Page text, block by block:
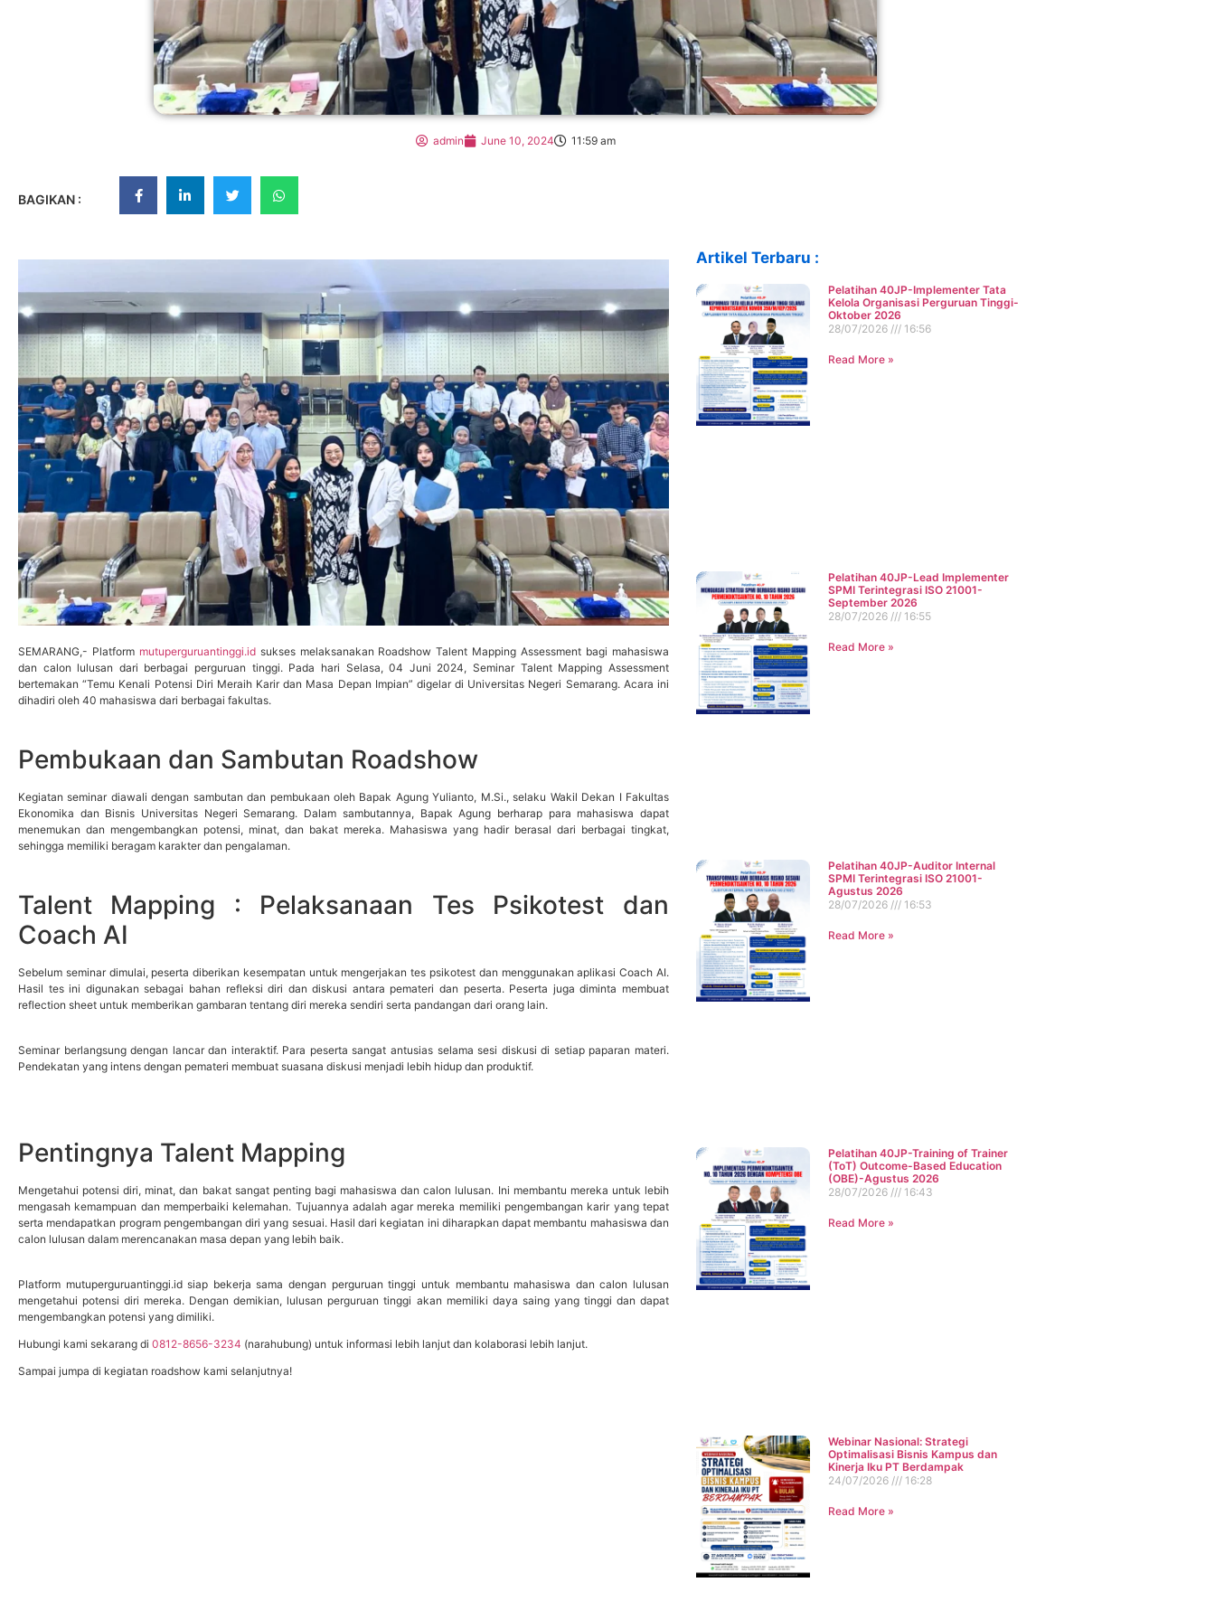
admin June 10, 2024 11:59 am
BAGIKAN :
SEMARANG,- Platform mutuperguruantinggi.idsukses melaksanakan Roadshow Talent Mapping Assessment bagi mahasiswa
dan calon lulusan dari berbagai perguruan tinggi. Pada hari Selasa, 04 Juni 2024, Seminar Talent Mapping Assessment
bertemakan “Temu Kenali Potensi Diri Meraih Karir dan Masa Depan Impian” digelar di Universitas Negeri Semarang. Acara ini
dihadiri oleh 40 mahasiswa dari berbagai fakultas.
Pembukaan dan Sambutan Roadshow
Kegiatan seminar diawali dengan sambutan dan pembukaan oleh Bapak Agung Yulianto, M.Si., selaku Wakil Dekan I Fakultas
Ekonomika dan Bisnis Universitas Negeri Semarang. Dalam sambutannya, Bapak Agung berharap para mahasiswa dapat
menemukan dan mengembangkan potensi, minat, dan bakat mereka. Mahasiswa yang hadir berasal dari berbagai tingkat,
sehingga memiliki beragam karakter dan pengalaman.
Talent Mapping : Pelaksanaan Tes Psikotest dan
Coach AI
Sebelum seminar dimulai, peserta diberikan kesempatan untuk mengerjakan tes psikotest dan menggunakan aplikasi Coach AI.
Hasil tes ini digunakan sebagai bahan refleksi diri dan diskusi antara pemateri dan peserta. Peserta juga diminta membuat
reflection sheet untuk memberikan gambaran tentang diri mereka sendiri serta pandangan dari orang lain.
Seminar berlangsung dengan lancar dan interaktif. Para peserta sangat antusias selama sesi diskusi di setiap paparan materi.
Pendekatan yang intens dengan pemateri membuat suasana diskusi menjadi lebih hidup dan produktif.
Pentingnya Talent Mapping
Mengetahui potensi diri, minat, dan bakat sangat penting bagi mahasiswa dan calon lulusan. Ini membantu mereka untuk lebih
mengasah kemampuan dan memperbaiki kelemahan. Tujuannya adalah agar mereka memiliki pengembangan karir yang tepat
serta mendapatkan program pengembangan diri yang sesuai. Hasil dari kegiatan ini diharapkan dapat membantu mahasiswa dan
calon lulusan dalam merencanakan masa depan yang lebih baik.
Platform mutuperguruantinggi.id siap bekerja sama dengan perguruan tinggi untuk membantu mahasiswa dan calon lulusan
mengetahui potensi diri mereka. Dengan demikian, lulusan perguruan tinggi akan memiliki daya saing yang tinggi dan dapat
mengembangkan potensi yang dimiliki.
Hubungi kami sekarang di 0812-8656-3234 (narahubung) untuk informasi lebih lanjut dan kolaborasi lebih lanjut.
Sampai jumpa di kegiatan roadshow kami selanjutnya!
Artikel Terbaru :
Pelatihan 40JP-Implementer Tata
Kelola Organisasi Perguruan Tinggi-
Oktober 2026
28/07/2026
16:56
Read More »
Pelatihan 40JP-Lead Implementer
SPMI Terintegrasi ISO 21001-
September 2026
28/07/2026
16:55
Read More »
Pelatihan 40JP-Auditor Internal
SPMI Terintegrasi ISO 21001-
Agustus 2026
28/07/2026
16:53
Read More »
Pelatihan 40JP-Training of Trainer
(ToT) Outcome-Based Education
(OBE)-Agustus 2026
28/07/2026
16:43
Read More »
Webinar Nasional: Strategi
Optimalisasi Bisnis Kampus dan
Kinerja Iku PT Berdampak
24/07/2026
16:28
Read More »